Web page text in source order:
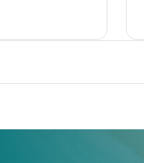
hodinach